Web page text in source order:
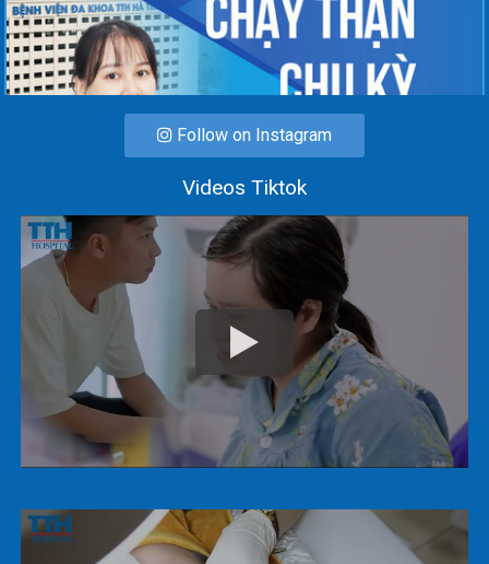
Follow on Instagram
Videos Tiktok